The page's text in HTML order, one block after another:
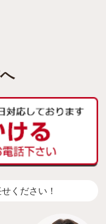
ください！